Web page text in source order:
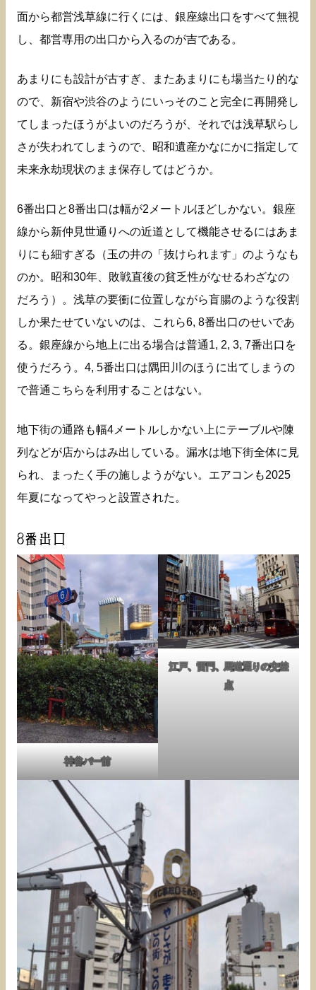
面から都営浅草線に行くには、銀座線出口をすべて無視
し、都営専用の出口から入るのが吉である。
あまりにも設計が古すぎ、またあまりにも場当たり的な
ので、新宿や渋谷のようにいっそのこと完全に再開発し
てしまったほうがよいのだろうが、それでは浅草駅らし
さが失われてしまうので、昭和遺産かなにかに指定して
未来永劫現状のまま保存してはどうか。
6番出口と8番出口は幅が2メートルほどしかない。銀座
線から新仲見世通りへの近道として機能させるにはあま
りにも細すぎる（玉の井の「抜けられます」のようなも
のか。昭和30年、敗戦直後の貧乏性がなせるわざなの
だろう）。浅草の要衝に位置しながら盲腸のような役割
しか果たせていないのは、これら6, 8番出口のせいであ
る。銀座線から地上に出る場合は普通1, 2, 3, 7番出口を
使うだろう。4, 5番出口は隅田川のほうに出てしまうの
で普通こちらを利用することはない。
地下街の通路も幅4メートルしかない上にテーブルや陳
列などが店からはみ出している。漏水は地下街全体に見
られ、まったく手の施しようがない。エアコンも2025
年夏になってやっと設置された。
8番出口
神谷バー前
江戸、雷門、馬道通りの交差
点